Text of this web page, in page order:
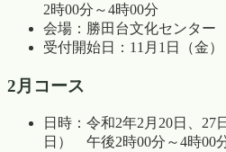
2時00分～4時00分
会場：勝田台文化センタ
受付開始日：11月1日（金）
2月コース
日時：令和2年2月20日、27
日） 午後2時00分～4時00